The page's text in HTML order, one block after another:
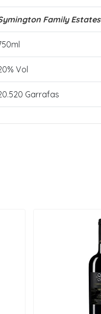
Family Estates
Vol
Garrafas